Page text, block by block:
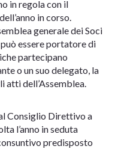
in regola con il
in corso.
generale dei Soci
essere portatore di
partecipano
o un suo delegato, la
atti dell’Assemblea.
Consiglio Direttivo a
l’anno in seduta
predisposto